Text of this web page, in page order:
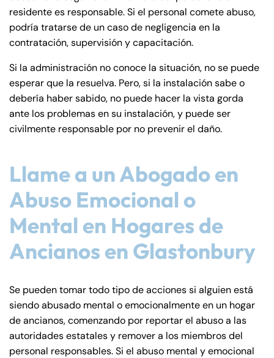
residente es responsable. Si el personal comete abuso,
podría tratarse de un caso de negligencia en la
contratación, supervisión y capacitación.
Si la administración no conoce la situación, no se puede
esperar que la resuelva. Pero, si la instalación sabe o
debería haber sabido, no puede hacer la vista gorda
ante los problemas en su instalación, y puede ser
civilmente responsable por no prevenir el daño.
Llame a un Abogado en
Abuso Emocional o
Mental en Hogares de
Ancianos en Glastonbury
Se pueden tomar todo tipo de acciones si alguien está
siendo abusado mental o emocionalmente en un hogar
de ancianos, comenzando por reportar el abuso a las
autoridades estatales y remover a los miembros del
personal responsables. Si el abuso mental y emocional
Wednesday
8:30 AM – 5:00
PM
Thursday
8:30 AM – 5:00
Friday
8:30 AM – 5:00
PM
Saturday
Closed
Sunday
Closed
Wednesday
8:30 AM – 5:00
PM
Thursday
8:30 AM – 5:00
Friday
8:30 AM – 5:00
PM
Saturday
Closed
Sunday
Closed